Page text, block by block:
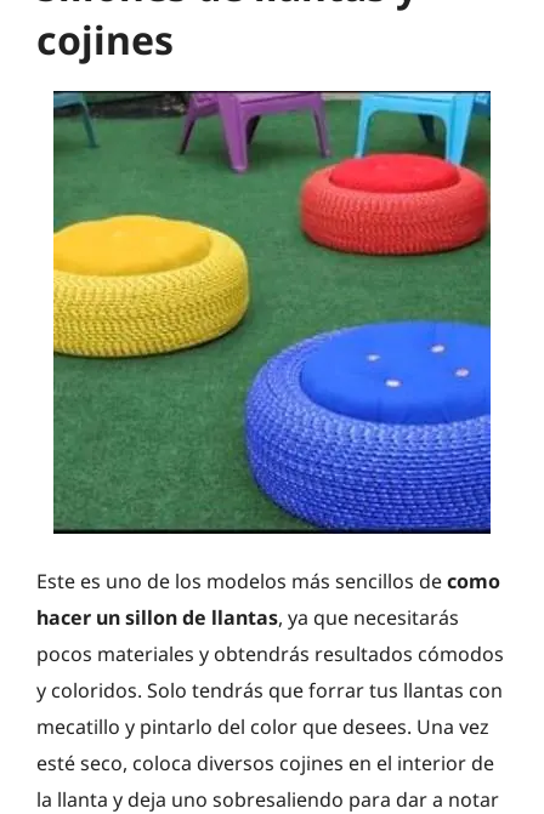
cojines
Este es uno de los modelos más sencillos decomo
hacer un sillon de llantas, ya que necesitarás
pocos materiales y obtendrás resultados cómodos
y coloridos. Solo tendrás que forrar tus llantas con
mecatillo y pintarlo del color que desees. Una vez
esté seco, coloca diversos cojines en el interior de
la llanta y deja uno sobresaliendo para dar a notar